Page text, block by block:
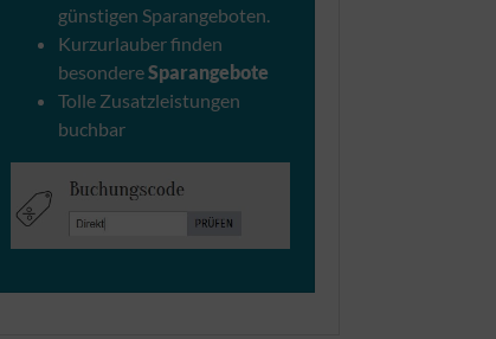
günstigen Sparangeboten.
Kurzurlauber finden
besondereSparangebote
Tolle Zusatzleistungen
buchbar